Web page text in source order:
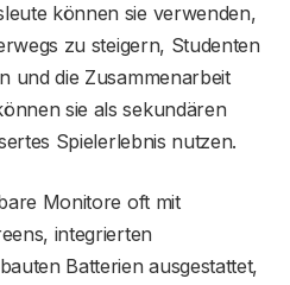
können sie verwenden,
zu steigern, Studenten
und die Zusammenarbeit
sie als sekundären
Spielerlebnis nutzen.
Monitore oft mit
integrierten
Batterien ausgestattet,